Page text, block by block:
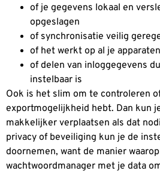
of je gegevens lokaal en
opgeslagen
of synchronisatie veilig
of het werkt op al je apparaten
of delen van inloggegevens
instelbaar is
Ook is het slim om te controleren
exportmogelijkheid hebt. Dan kun
makkelijker verplaatsen als dat
privacy of beveiliging kun je de
doornemen, want de manier
wachtwoordmanager met je data